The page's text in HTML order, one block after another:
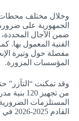
وخلال مختلف محطات
الجمهورية على
ضمن الآجال المحددة،
الفنية المعمول بها.
مفصلة حول وتيرة
المؤسسات المزورة.
وقد تمكنت “التآزر”
من تجهيز
المستلزمات
القادم 2025-2026 في نواكشوط.